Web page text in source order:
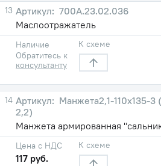
13
700А.23.02.036
Маслоотражатель
Наличие
Обратитесь к
консультанту
К схеме
14
Манжета2,1-110х135-3
2,2)
Манжета армированная
Цена с НДС
117 руб.
К схеме